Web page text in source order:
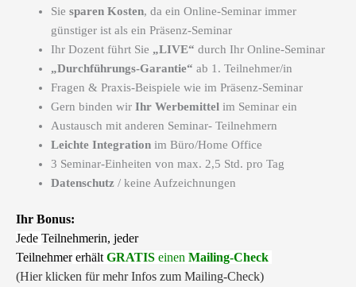
Sie sparen Kosten, da ein Online-Seminar immer
günstiger ist als ein Präsenz-Seminar
Ihr Dozent führt Sie „LIVE“ durch Ihr Online-Seminar
„Durchführungs-Garantie“ ab 1. Teilnehmer/in
Fragen & Praxis-Beispiele wie im Präsenz-Seminar
Gern binden wir Ihr Werbemittel im Seminar ein
Austausch mit anderen Seminar- Teilnehmern
Leichte Integrationim Büro/Home Office
3 Seminar-Einheiten von max. 2,5 Std. pro Tag
Datenschutz/ keine Aufzeichnungen
Ihr Bonus:
Jede Teilnehmerin, jeder
Teilnehmer erhält GRATIS einen Mailing-Check
(Hier klicken für mehr Infos zum Mailing-Check)